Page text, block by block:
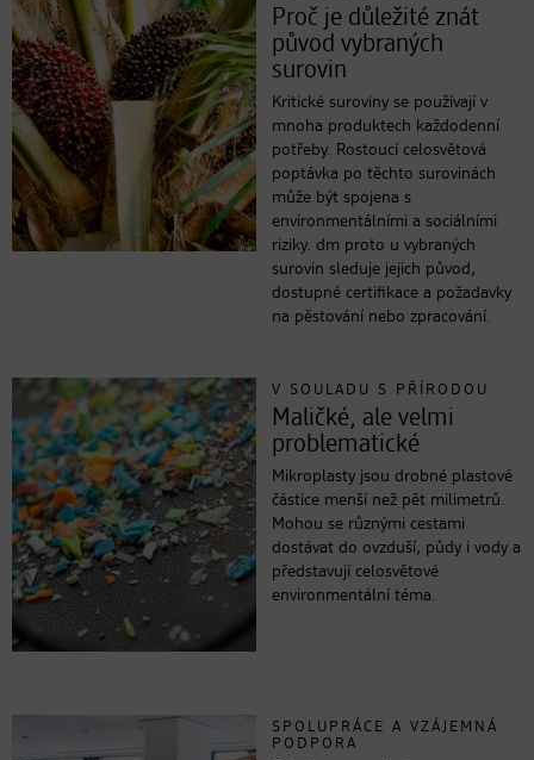
Proč je důležité znát
původ vybraných
surovin
Kritické suroviny se používají v
mnoha produktech každodenní
potřeby. Rostoucí celosvětová
poptávka po těchto surovinách
může být spojena s
environmentálními a sociálními
riziky. dm proto u vybraných
surovin sleduje jejich původ,
dostupné certifikace a požadavky
na pěstování nebo zpracování.
V SOULADU S PŘÍRODOU
Maličké, ale velmi
problematické
Mikroplasty jsou drobné plastové
částice menší než pět milimetrů.
Mohou se různými cestami
dostávat do ovzduší, půdy i vody a
představují celosvětové
environmentální téma.
SPOLUPRÁCE A VZÁJEMNÁ
PODPORA